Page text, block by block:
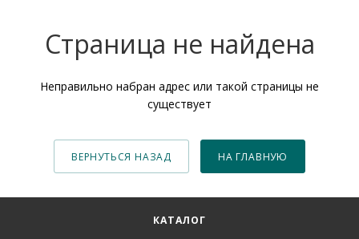
Страница не найдена
Неправильно набран адрес или такой страницы не
существует
ВЕРНУТЬСЯ НАЗАД НА ГЛАВНУЮ
КАТАЛОГ